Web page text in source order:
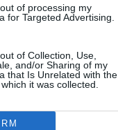
of processing my
for Targeted Advertising.
of Collection, Use,
and/or Sharing of my
that Is Unrelated with the
it was collected.